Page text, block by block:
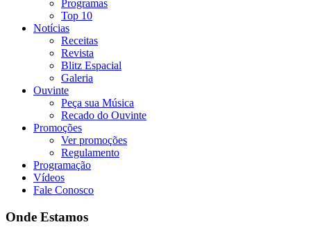
Programas
Top 10
Notícias
Receitas
Revista
Blitz Espacial
Galeria
Ouvinte
Peça sua Música
Recado do Ouvinte
Promoções
Ver promoções
Regulamento
Programação
Vídeos
Fale Conosco
Onde Estamos